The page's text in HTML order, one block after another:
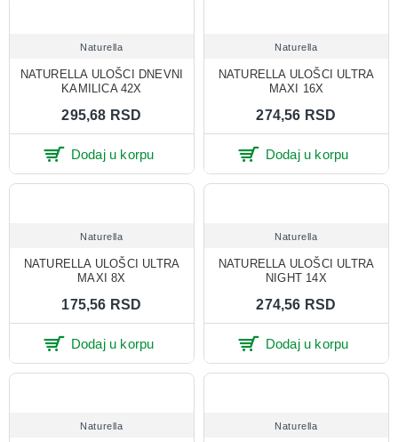
Naturella
NATURELLA ULOŠCI DNEVNI
KAMILICA 42X
295,68 RSD
Dodaj u korpu
Naturella
NATURELLA ULOŠCI ULTRA
MAXI 16X
274,56 RSD
Dodaj u korpu
Naturella
NATURELLA ULOŠCI ULTRA
MAXI 8X
175,56 RSD
Dodaj u korpu
Naturella
NATURELLA ULOŠCI ULTRA
NIGHT 14X
274,56 RSD
Dodaj u korpu
Naturella Naturella